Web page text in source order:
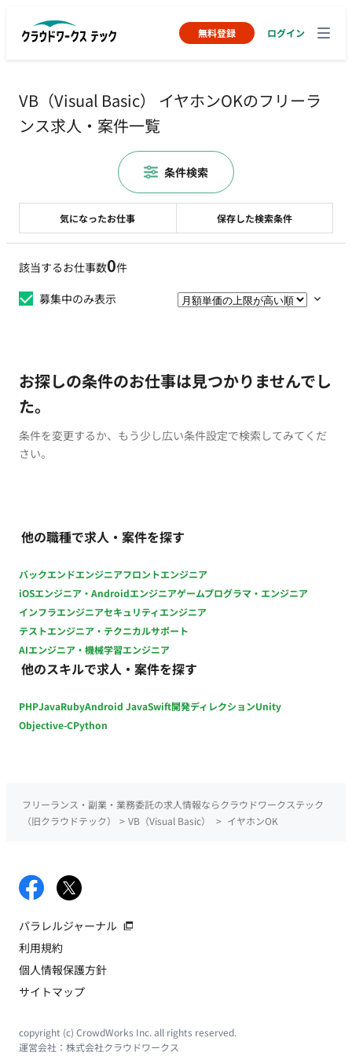
無料登録 ログイン
VB（Visual Basic） イヤホンOKのフリーラ
ンス求人・案件一覧
該当するお仕事数0件
募集中のみ表示
お探しの条件のお仕事は見つかりませんでし
た。
条件を変更するか、もう少し広い条件設定で検索してみてくだ
さい。
他の職種で求人・案件を探す
バックエンドエンジニアフロントエンジニア
iOSエンジニア・Androidエンジニアゲームプログラマ・エンジニア
インフラエンジニアセキュリティエンジニア
テストエンジニア・テクニカルサポート
AIエンジニア・機械学習エンジニア
他のスキルで求人・案件を探す
PHPJavaRubyAndroid JavaSwift開発ディレクションUnity
Objective-CPython
気になったお仕事 保存した検索条件
条件検索
フリーランス・副業・業務委託の求人情報ならクラウドワークステック
（旧クラウドテック）
> VB（Visual Basic） > イヤホンOK
パラレルジャーナル
利用規約
個人情報保護方針
サイトマップ
copyright (c) CrowdWorks Inc. all rights reserved.
運営会社： 株式会社クラウドワークス